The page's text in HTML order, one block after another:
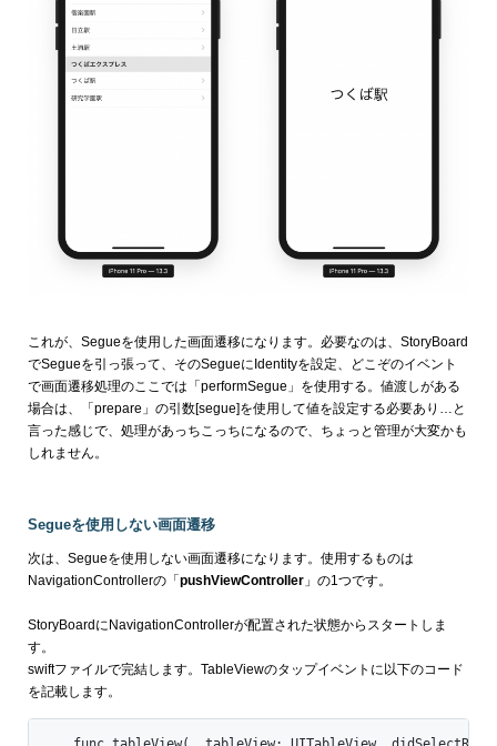
これが、Segueを使用した画面遷移になります。必要なのは、StoryBoard
でSegueを引っ張って、そのSegueにIdentityを設定、どこぞのイベント
で画面遷移処理のここでは「performSegue」を使用する。値渡しがある
場合は、「prepare」の引数[segue]を使用して値を設定する必要あり…と
言った感じで、処理があっちこっちになるので、ちょっと管理が大変かも
しれません。
Segueを使用しない画面遷移
次は、Segueを使用しない画面遷移になります。使用するものは
NavigationControllerの「 pushViewController 」の1つです。
StoryBoardにNavigationControllerが配置された状態からスタートしま
す。
swiftファイルで完結します。TableViewのタップイベントに以下のコード
を記載します。